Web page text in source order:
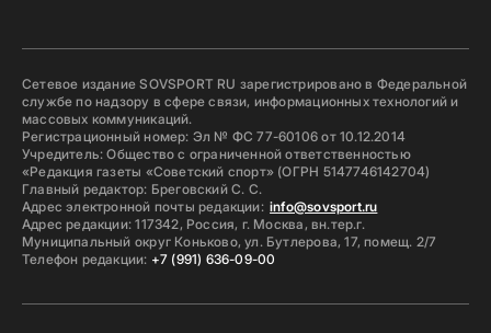
Сетевое издание SOVSPORT RU зарегистрировано в Федеральной
службе по надзору в сфере связи, информационных технологий и
массовых коммуникаций.
Регистрационный номер: Эл № ФС 77-60106 от 10.12.2014
Учредитель: Общество с ограниченной ответственностью
«Редакция газеты «Советский спорт» (ОГРН 5147746142704)
Главный редактор: Бреговский С. С.
Адрес электронной почты редакции: info@sovsport.ru
Адрес редакции: 117342, Россия, г. Москва, вн.тер.г.
Муниципальный округ Коньково, ул. Бутлерова, 17, помещ. 2/7
Телефон редакции: +7 (991) 636-09-00